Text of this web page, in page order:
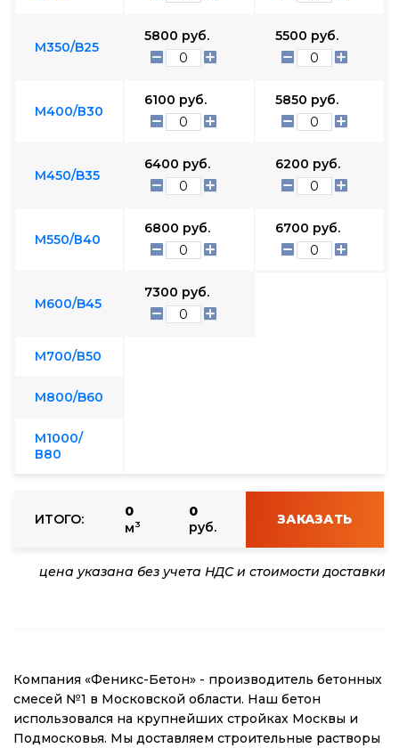
М350/B25
5800 руб. 5500 руб.
М400/В30
6100 руб. 5850 руб.
М450/B35
6400 руб. 6200 руб.
М550/В40
6800 руб. 6700 руб.
М600/B45
7300 руб.
М700/В50
М800/B60
М1000/
В80
ИТОГО:
0
м3
0
руб.
ЗАКАЗАТЬ
цена указана без учета НДС и стоимости доставки
Компания «Феникс-Бетон» - производитель бетонных
смесей №1 в Московской области. Наш бетон
использовался на крупнейших стройках Москвы и
Подмосковья. Мы доставляем строительные растворы